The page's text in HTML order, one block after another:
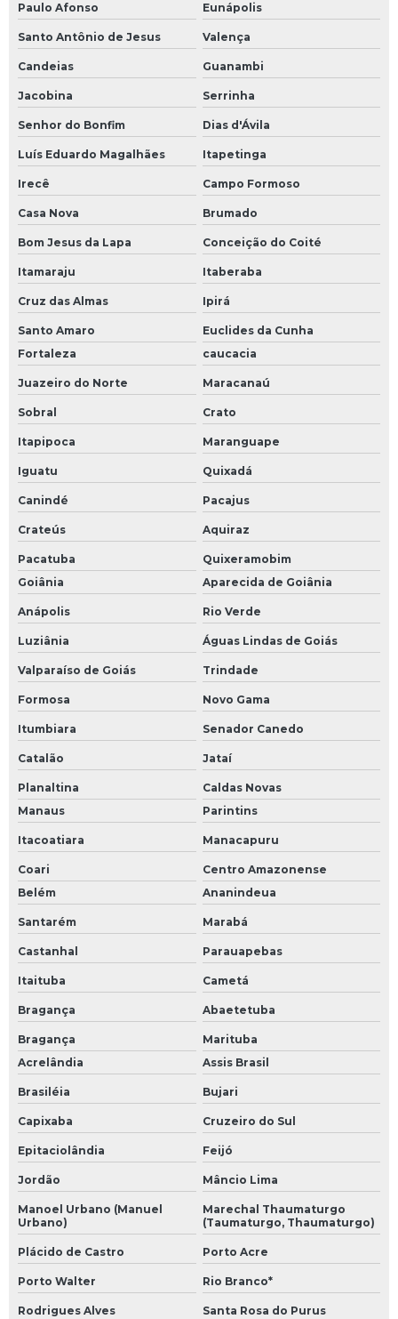
Paulo Afonso Eunápolis
Santo Antônio de Jesus Valença
Candeias Guanambi
Jacobina Serrinha
Senhor do Bonfim Dias d'Ávila
Luís Eduardo Magalhães Itapetinga
Irecê Campo Formoso
Casa Nova Brumado
Bom Jesus da Lapa Conceição do Coité
Itamaraju Itaberaba
Cruz das Almas Ipirá
Santo Amaro
Euclides da Cunha
Fortaleza
caucacia
Juazeiro do Norte Maracanaú
Sobral Crato
Itapipoca Maranguape
Iguatu Quixadá
Canindé Pacajus
Crateús Aquiraz
Pacatuba
Quixeramobim
Goiânia
Aparecida de Goiânia
Anápolis Rio Verde
Luziânia Águas Lindas de Goiás
Valparaíso de Goiás Trindade
Formosa Novo Gama
Itumbiara Senador Canedo
Catalão Jataí
Planaltina
Caldas Novas
Manaus
Parintins
Itacoatiara Manacapuru
Coari
Centro Amazonense
Belém
Ananindeua
Santarém Marabá
Castanhal Parauapebas
Itaituba Cametá
Bragança Abaetetuba
Bragança
Marituba
Acrelândia
Assis Brasil
Brasiléia Bujari
Capixaba Cruzeiro do Sul
Epitaciolândia Feijó
Jordão Mâncio Lima
Manoel Urbano (Manuel
Urbano)
Marechal Thaumaturgo
(Taumaturgo, Thaumaturgo)
Plácido de Castro Porto Acre
Porto Walter Rio Branco*
Rodrigues Alves Santa Rosa do Purus